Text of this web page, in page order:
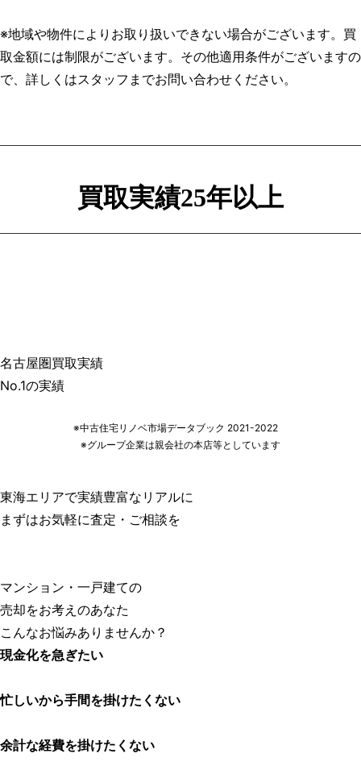
※地域や物件によりお取り扱いできない場合がございます。買
取金額には制限がございます。その他適用条件がございますの
で、詳しくはスタッフまでお問い合わせください。
買取実績25年以上
名古屋圏買取実績
No.1の実績
※中古住宅リノベ市場データブック 2021-2022
※グループ企業は親会社の本店等としています
東海エリアで実績豊富なリアルに
まずはお気軽に査定・ご相談を
マンション・一戸建ての
売却をお考えのあなた
こんなお悩みありませんか？
現金化を急ぎたい
忙しいから手間を掛けたくない
余計な経費を掛けたくない